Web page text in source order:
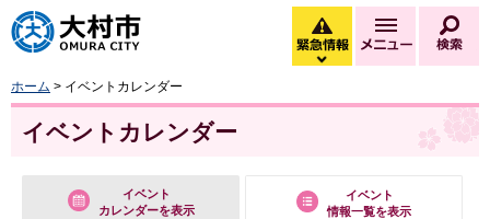
大村市
緊急情報
緊急情報を開く
メニュー
ホーム > イベントカレンダー
イベントカレンダー
イベント
カレンダーを表示
イベント
情報一覧を表示